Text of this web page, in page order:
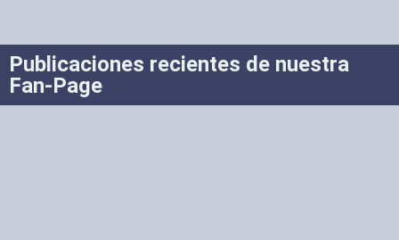
Publicaciones recientes de nuestra
Fan-Page